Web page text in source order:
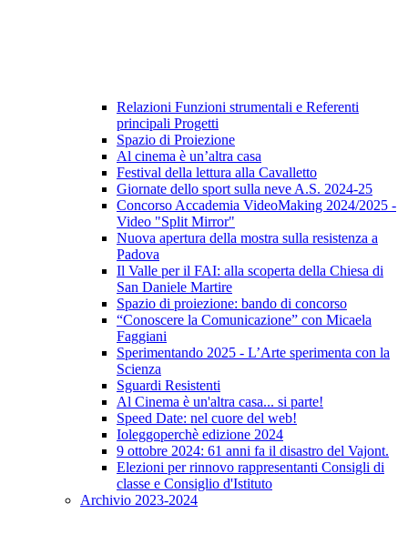
Relazioni Funzioni strumentali e Referenti
principali Progetti
Spazio di Proiezione
Al cinema è un’altra casa
Festival della lettura alla Cavalletto
Giornate dello sport sulla neve A.S. 2024-25
Concorso Accademia VideoMaking 2024/2025 -
Video "Split Mirror"
Nuova apertura della mostra sulla resistenza a
Padova
Il Valle per il FAI: alla scoperta della Chiesa di
San Daniele Martire
Spazio di proiezione: bando di concorso
“Conoscere la Comunicazione” con Micaela
Faggiani
Sperimentando 2025 - L’Arte sperimenta con la
Scienza
Sguardi Resistenti
Al Cinema è un'altra casa... si parte!
Speed Date: nel cuore del web!
Ioleggoperchè edizione 2024
9 ottobre 2024: 61 anni fa il disastro del Vajont.
Elezioni per rinnovo rappresentanti Consigli di
classe e Consiglio d'Istituto
Archivio 2023-2024